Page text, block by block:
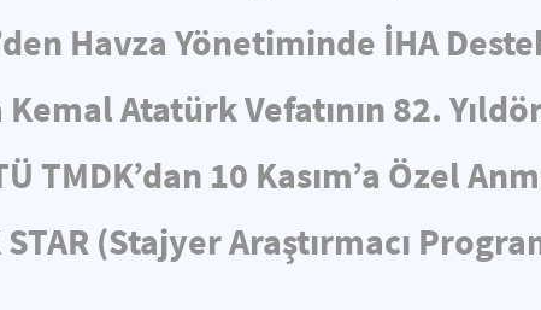
Havza Yönetiminde İHA
Atatürk Vefatının 82.
TMDK’dan 10 Kasım’a Özel
(Stajyer Araştırmacı